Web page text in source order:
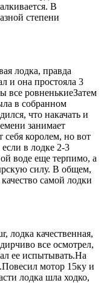
В
степени
лодка, правда
и она простояла 3
все ровненькиеЗатем
в собранном
что накачать и
занимает
королем, но вот
в лодке 2-3
воде еще терпимо, а
силу. В общем,
самой лодки
лодка качественная,
все осмотрел,
ее испытывать.На
мотор 15ку и
лодка шла ходко,